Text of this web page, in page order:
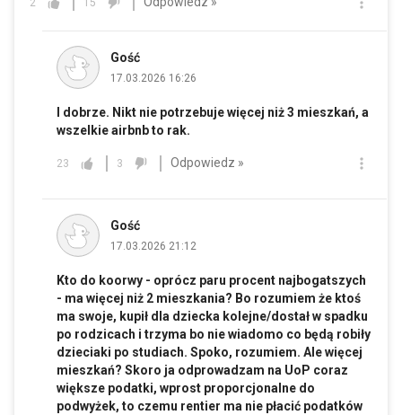
Gość
17.03.2026 16:26
I dobrze. Nikt nie potrzebuje więcej niż 3 mieszkań, a
wszelkie airbnb to rak.
23 3 Odpowiedz »
Gość
17.03.2026 21:12
Kto do koorwy - oprócz paru procent najbogatszych
- ma więcej niż 2 mieszkania? Bo rozumiem że ktoś
ma swoje, kupił dla dziecka kolejne/dostał w spadku
po rodzicach i trzyma bo nie wiadomo co będą robiły
dzieciaki po studiach. Spoko, rozumiem. Ale więcej
mieszkań? Skoro ja odprowadzam na UoP coraz
większe podatki, wprost proporcjonalne do
podwyżek, to czemu rentier ma nie płacić podatków